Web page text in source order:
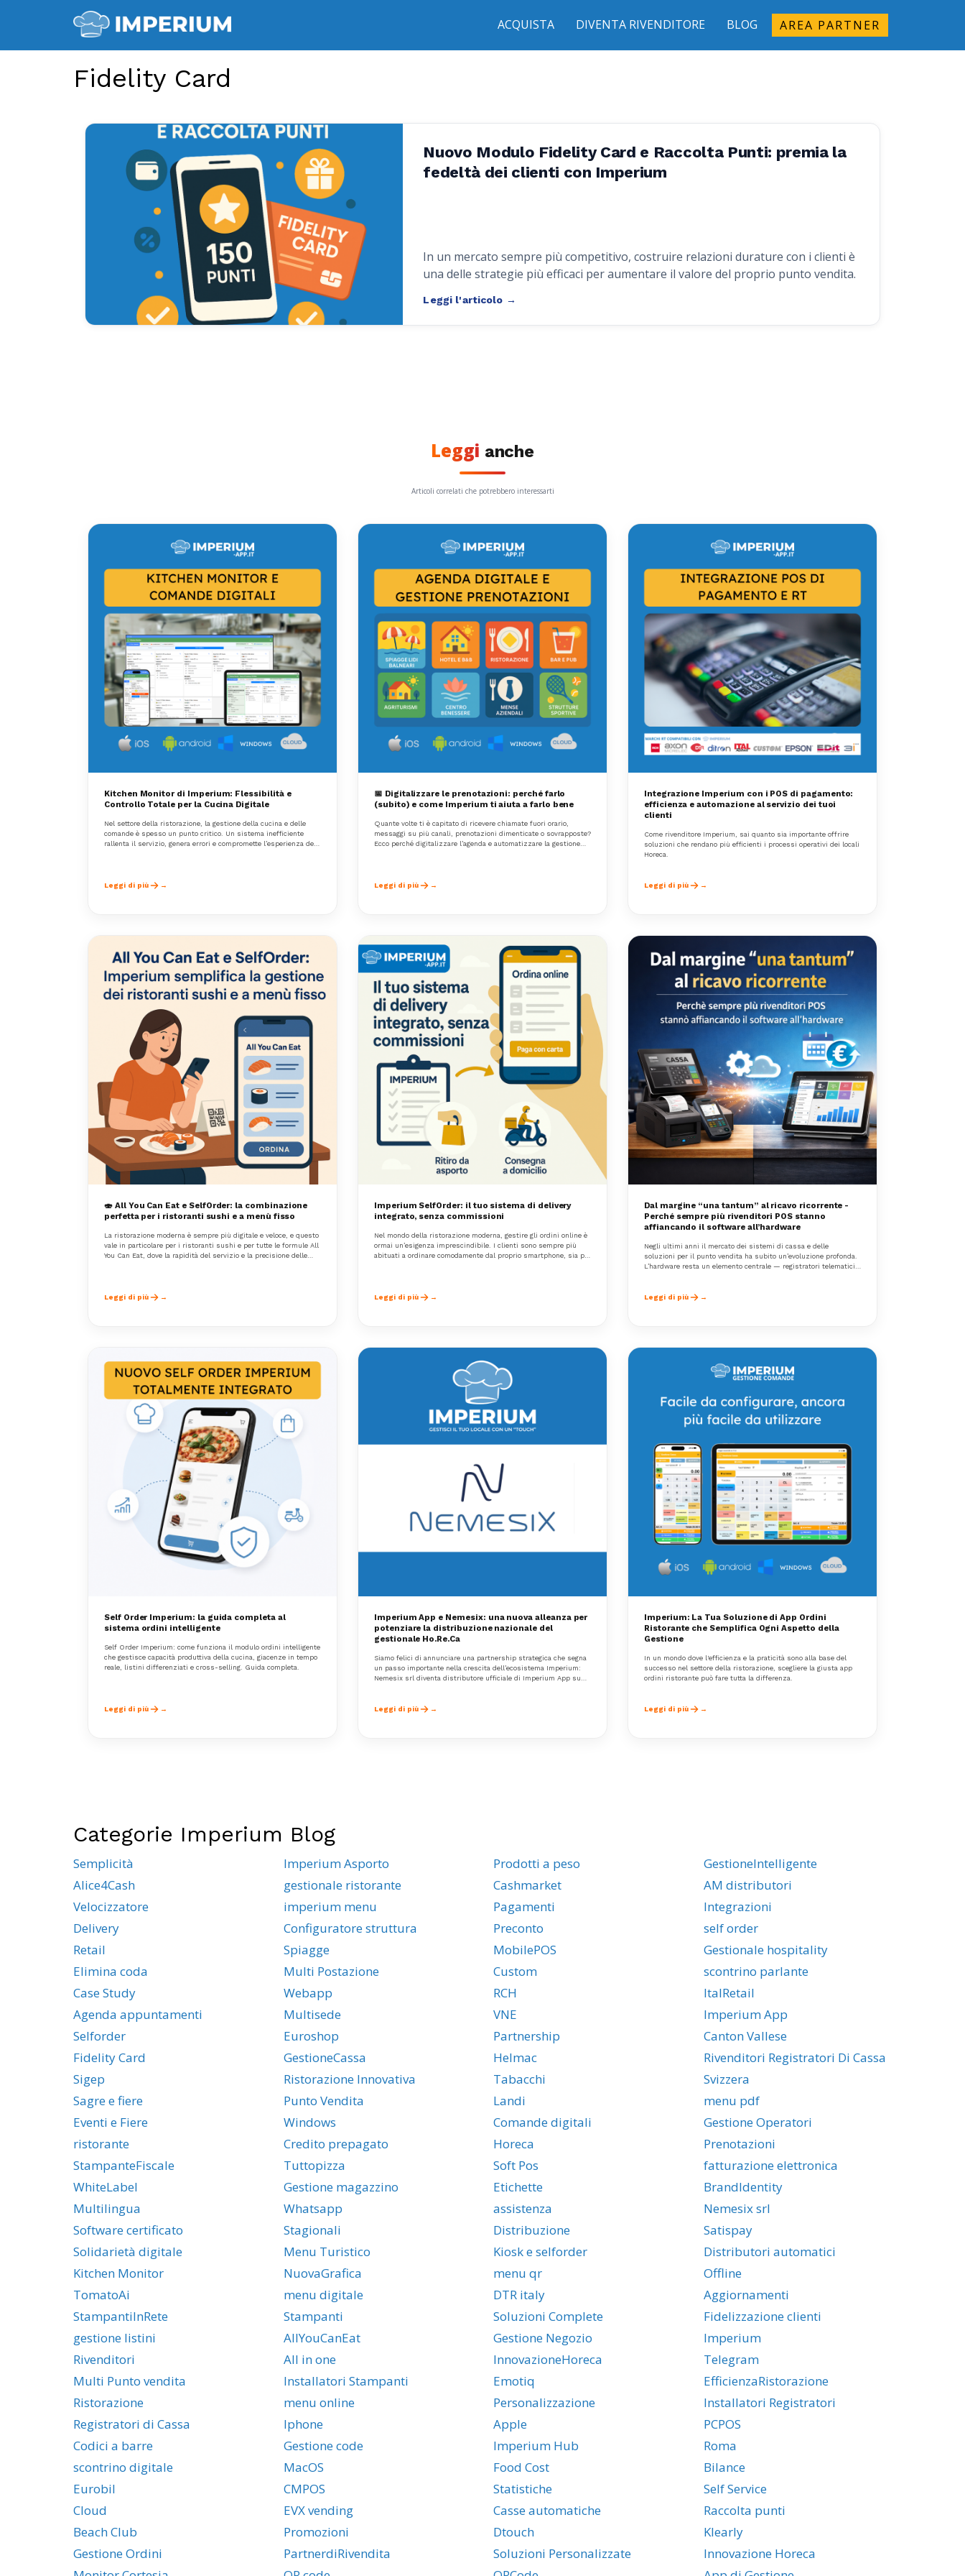
ACQUISTA DIVENTA RIVENDITORE BLOG AREA PARTNER
Fidelity Card
Nuovo Modulo Fidelity Card e Raccolta Punti: premia la
fedeltà dei clienti con Imperium
In un mercato sempre più competitivo, costruire relazioni durature con i clienti è
una delle strategie più efficaci per aumentare il valore del proprio punto vendita.
Leggi anche
Articoli correlati che potrebbero interessarti
Kitchen Monitor di Imperium: Flessibilità e
Controllo Totale per la Cucina Digitale
Nel settore della ristorazione, la gestione della cucina e delle
comande è spesso un punto critico. Un sistema inefficiente
rallenta il servizio, genera errori e compromette l’esperienza del
Leggi di più
📅 Digitalizzare le prenotazioni: perché farlo
(subito) e come Imperium ti aiuta a farlo bene
Quante volte ti è capitato di ricevere chiamate fuori orario,
messaggi su più canali, prenotazioni dimenticate o sovrapposte?
Ecco perché digitalizzare l’agenda e automatizzare la gestione
Leggi di più
Integrazione Imperium con i POS di pagamento:
efficienza e automazione al servizio dei tuoi
clienti
Come rivenditore Imperium, sai quanto sia importante offrire
soluzioni che rendano più efficienti i processi operativi dei locali
Horeca.
Leggi di più
🍣 All You Can Eat e SelfOrder: la combinazione
perfetta per i ristoranti sushi e a menù fisso
La ristorazione moderna è sempre più digitale e veloce, e questo
vale in particolare per i ristoranti sushi e per tutte le formule All
You Can Eat, dove la rapidità del servizio e la precisione delle
Leggi di più
Imperium SelfOrder: il tuo sistema di delivery
integrato, senza commissioni
Nel mondo della ristorazione moderna, gestire gli ordini online è
ormai un’esigenza imprescindibile. I clienti sono sempre più
abituati a ordinare comodamente dal proprio smartphone, sia per
Leggi di più
Dal margine “una tantum” al ricavo ricorrente -
Perché sempre più rivenditori POS stanno
affiancando il software all’hardware
Negli ultimi anni il mercato dei sistemi di cassa e delle
soluzioni per il punto vendita ha subito un’evoluzione profonda.
L’hardware resta un elemento centrale — registratori telematici,
Leggi di più
Self Order Imperium: la guida completa al
sistema ordini intelligente
Self Order Imperium: come funziona il modulo ordini intelligente
che gestisce capacità produttiva della cucina, giacenze in tempo
reale, listini differenziati e cross-selling. Guida completa.
Leggi di più
Imperium App e Nemesix: una nuova alleanza per
potenziare la distribuzione nazionale del
gestionale Ho.Re.Ca
Siamo felici di annunciare una partnership strategica che segna
un passo importante nella crescita dell’ecosistema Imperium:
Nemesix srl diventa distributore ufficiale di Imperium App su
Leggi di più
Imperium: La Tua Soluzione di App Ordini
Ristorante che Semplifica Ogni Aspetto della
Gestione
In un mondo dove l'efficienza e la praticità sono alla base del
successo nel settore della ristorazione, scegliere la giusta app
ordini ristorante può fare tutta la differenza.
Leggi di più
Categorie Imperium Blog
Semplicità Imperium Asporto Prodotti a peso
GestioneIntelligente
Alice4Cash
gestionale ristorante Cashmarket
AM distributori
Velocizzatore
imperium menu Pagamenti
Integrazioni
Delivery
Configuratore struttura Preconto
self order
Retail
Spiagge MobilePOS
Gestionale hospitality
Elimina coda
Multi Postazione Custom
scontrino parlante
Case Study
Webapp RCH
ItalRetail
Agenda appuntamenti
Multisede VNE
Imperium App
Selforder
Euroshop Partnership
Canton Vallese
Fidelity Card
GestioneCassa Helmac
Rivenditori Registratori Di Cassa
Sigep
Ristorazione Innovativa Tabacchi
Svizzera
Sagre e fiere
Punto Vendita Landi
menu pdf
Eventi e Fiere
Windows Comande digitali
Gestione Operatori
ristorante
Credito prepagato Horeca
Prenotazioni
StampanteFiscale
Tuttopizza Soft Pos
fatturazione elettronica
WhiteLabel
Gestione magazzino Etichette
BrandIdentity
Multilingua
Whatsapp assistenza
Nemesix srl
Software certificato
Stagionali Distribuzione
Satispay
Solidarietà digitale
Menu Turistico Kiosk e selforder
Distributori automatici
Kitchen Monitor
NuovaGrafica menu qr
Offline
TomatoAi
menu digitale DTR italy
Aggiornamenti
StampantiInRete
Stampanti Soluzioni Complete
Fidelizzazione clienti
gestione listini
AllYouCanEat Gestione Negozio
Imperium
Rivenditori
All in one InnovazioneHoreca
Telegram
Multi Punto vendita
Installatori Stampanti Emotiq
EfficienzaRistorazione
Ristorazione
menu online Personalizzazione
Installatori Registratori
Registratori di Cassa
Iphone Apple
PCPOS
Codici a barre
Gestione code Imperium Hub
Roma
scontrino digitale
MacOS Food Cost
Bilance
Eurobil
CMPOS Statistiche
Self Service
Cloud
EVX vending Casse automatiche
Raccolta punti
Beach Club
Promozioni Dtouch
Klearly
Gestione Ordini
PartnerdiRivendita Soluzioni Personalizzate
Innovazione Horeca